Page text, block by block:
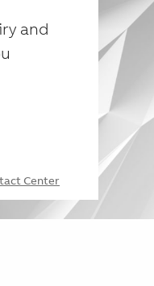
and
Center